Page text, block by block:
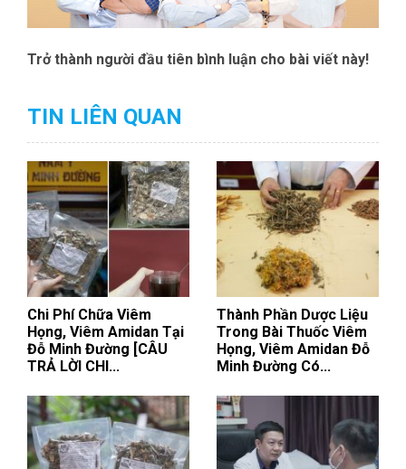
Trở thành người đầu tiên bình luận cho bài viết này!
TIN LIÊN QUAN
Chi Phí Chữa Viêm
Họng, Viêm Amidan Tại
Đỗ Minh Đường [CÂU
TRẢ LỜI CHI...
Thành Phần Dược Liệu
Trong Bài Thuốc Viêm
Họng, Viêm Amidan Đỗ
Minh Đường Có...